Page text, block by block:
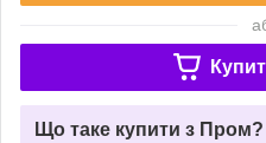
Що таке купити з Пром?